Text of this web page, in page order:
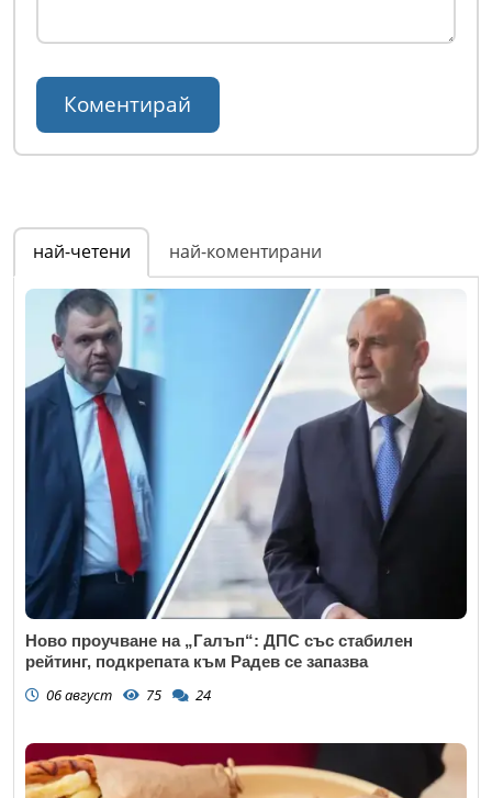
най-четени най-коментирани
Ново проучване на „Галъп“: ДПС със стабилен
рейтинг, подкрепата към Радев се запазва
06 август 75 24